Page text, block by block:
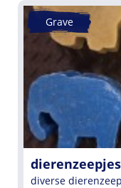
dierenzeepjes
diverse
Grave